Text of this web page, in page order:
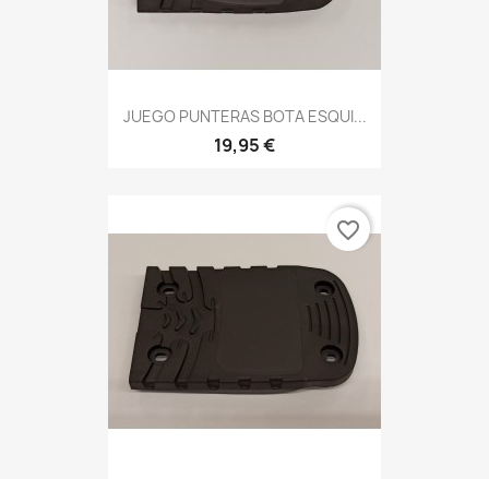
JUEGO PUNTERAS BOTA ESQUI...
19,95 €
favorite_border